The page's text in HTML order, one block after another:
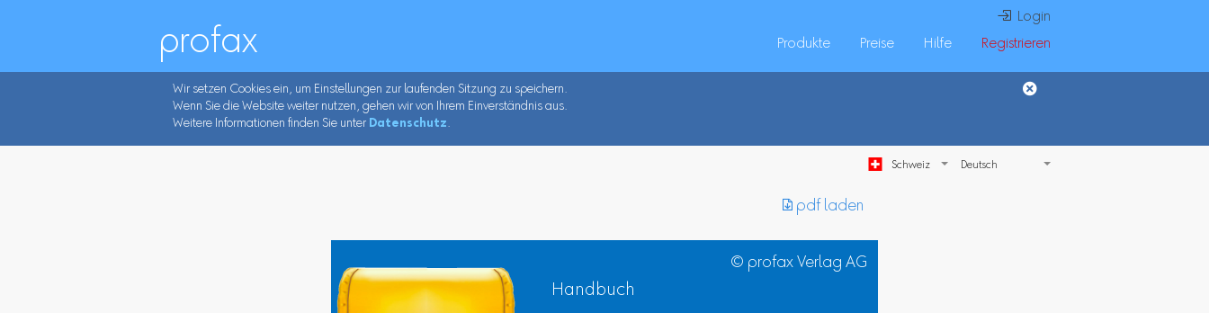
 Login
Produkte
Preise Hilfe Registrieren
profax
Wir setzen Cookies ein, um Einstellungen zur laufenden Sitzung zu speichern.
Wenn Sie die Website weiter nutzen, gehen wir von Ihrem Einverständnis aus.
Weitere Informationen finden Sie unter Datenschutz.
Schweiz
︎ pdf laden
Handbuch
© profax Verlag AG